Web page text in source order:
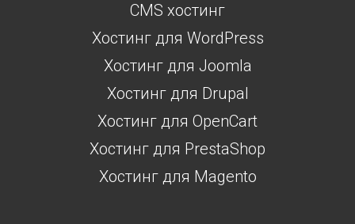
CMS хостинг
Хостинг для WordPress
Хостинг для Joomla
Хостинг для Drupal
Хостинг для OpenCart
Хостинг для PrestaShop
Хостинг для Magento